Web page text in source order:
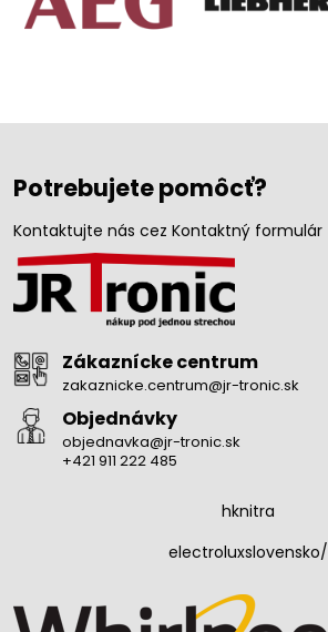
Potrebujete pomôcť?
Kontaktujte nás cez Kontaktný formulár
Zákaznícke centrum
zakaznicke.centrum@jr-tronic.sk
Objednávky
objednavka@jr-tronic.sk
+421 911 222 485
hknitra
electroluxslovensko/